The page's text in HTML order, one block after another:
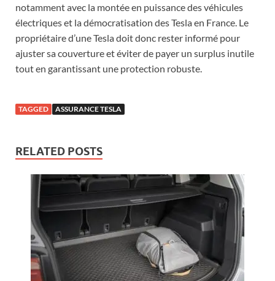
notamment avec la montée en puissance des véhicules
électriques et la démocratisation des Tesla en France. Le
propriétaire d’une Tesla doit donc rester informé pour
ajuster sa couverture et éviter de payer un surplus inutile
tout en garantissant une protection robuste.
TAGGED ASSURANCE TESLA
RELATED POSTS